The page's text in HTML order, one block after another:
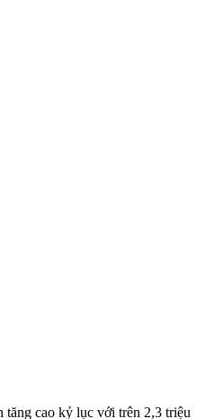
cao kỷ lục với trên 2,3 triệu